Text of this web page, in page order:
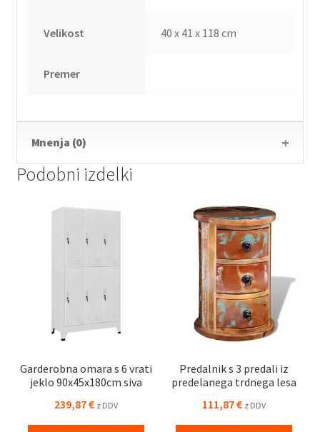
Velikost 40 x 41 x 118 cm
Premer
Mnenja (0)
Podobni izdelki
Garderobna omara s 6 vrati
jeklo 90x45x180cm siva
239,87€ z DDV
Predalnik s 3 predali iz
predelanega trdnega lesa
111,87€ z DDV